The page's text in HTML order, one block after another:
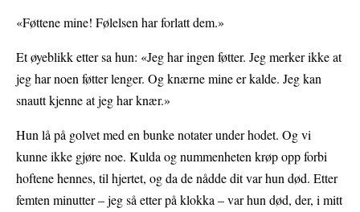
«Føttene mine! Følelsen har forlatt dem.»
Et øyeblikk etter sa hun: «Jeg har ingen føtter. Jeg merker ikke at
jeg har noen føtter lenger. Og knærne mine er kalde. Jeg kan
snautt kjenne at jeg har knær.»
Hun lå på golvet med en bunke notater under hodet. Og vi
kunne ikke gjøre noe. Kulda og nummenheten krøp opp forbi
hoftene hennes, til hjertet, og da de nådde dit var hun død. Etter
femten minutter – jeg så etter på klokka – var hun død, der, i mitt